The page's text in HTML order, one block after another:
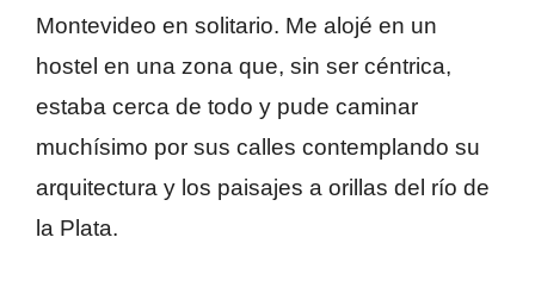
Montevideo en solitario. Me alojé en un
hostel en una zona que, sin ser céntrica,
estaba cerca de todo y pude caminar
muchísimo por sus calles contemplando su
arquitectura y los paisajes a orillas del río de
la Plata.